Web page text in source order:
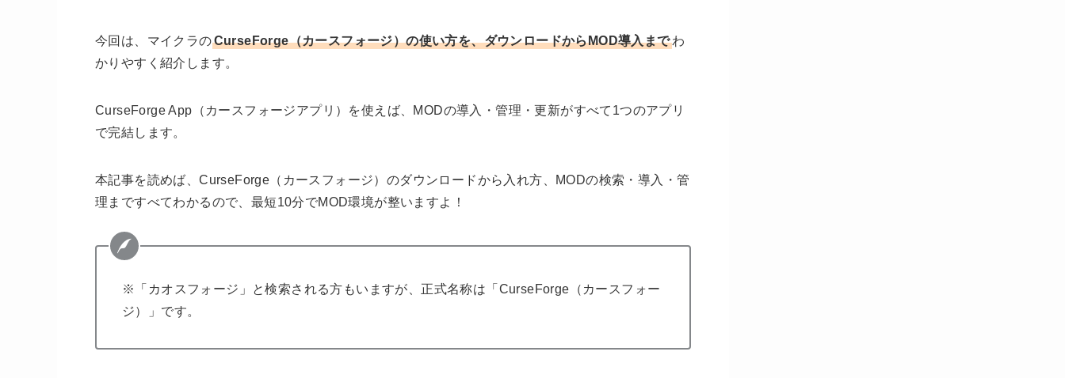
今回は、 マイクラのCurseForge（カースフォージ）の使い方を、ダウンロードからMOD導入までわ
かりやすく紹介 します。
CurseForge App（カースフォージアプリ）を使えば、MODの導入・管理・更新がすべて1つのアプリ
で完結します。
本記事を読めば、CurseForge（カースフォージ）のダウンロードから入れ方、MODの検索・導入・管
理まですべてわかるので、 最短10分でMOD環境が整いますよ！
※「カオスフォージ」と検索される方もいますが、正式名称は「CurseForge（カースフォー
ジ）」です。